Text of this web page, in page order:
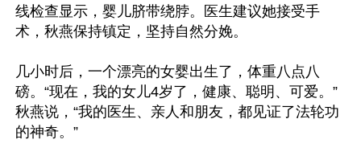
线检查显示，婴儿脐带绕脖。医生建议她接受手
术，秋燕保持镇定，坚持自然分娩。
几小时后，一个漂亮的女婴出生了，体重八点八
磅。“现在，我的女儿4岁了，健康、聪明、可爱。”
秋燕说，“我的医生、亲人和朋友，都见证了法轮功
的神奇。”